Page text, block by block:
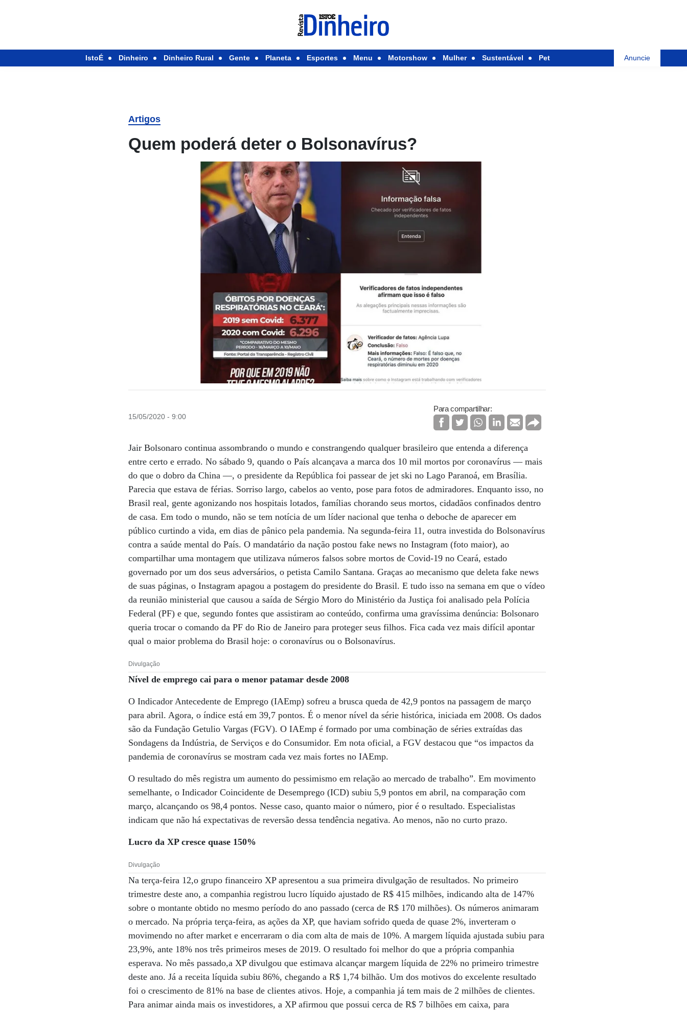
IstoÉ Dinheiro Dinheiro Rural Gente Planeta Esportes Menu Motorshow Mulher Sustentável Pet Anuncie
Artigos
Quem poderá deter o Bolsonavírus?
15/05/2020 - 9:00
Para compartilhar:
Jair Bolsonaro continua assombrando o mundo e constrangendo qualquer brasileiro que entenda a diferença
entre certo e errado. No sábado 9, quando o País alcançava a marca dos 10 mil mortos por coronavírus — mais
do que o dobro da China —, o presidente da República foi passear de jet ski no Lago Paranoá, em Brasília.
Parecia que estava de férias. Sorriso largo, cabelos ao vento, pose para fotos de admiradores. Enquanto isso, no
Brasil real, gente agonizando nos hospitais lotados, famílias chorando seus mortos, cidadãos confinados dentro
de casa. Em todo o mundo, não se tem notícia de um líder nacional que tenha o deboche de aparecer em
público curtindo a vida, em dias de pânico pela pandemia. Na segunda-feira 11, outra investida do Bolsonavírus
contra a saúde mental do País. O mandatário da nação postou fake news no Instagram (foto maior), ao
compartilhar uma montagem que utilizava números falsos sobre mortos de Covid-19 no Ceará, estado
governado por um dos seus adversários, o petista Camilo Santana. Graças ao mecanismo que deleta fake news
de suas páginas, o Instagram apagou a postagem do presidente do Brasil. E tudo isso na semana em que o vídeo
da reunião ministerial que causou a saída de Sérgio Moro do Ministério da Justiça foi analisado pela Polícia
Federal (PF) e que, segundo fontes que assistiram ao conteúdo, confirma uma gravíssima denúncia: Bolsonaro
queria trocar o comando da PF do Rio de Janeiro para proteger seus filhos. Fica cada vez mais difícil apontar
qual o maior problema do Brasil hoje: o coronavírus ou o Bolsonavírus.
Divulgação
Nível de emprego cai para o menor patamar desde 2008
O Indicador Antecedente de Emprego (IAEmp) sofreu a brusca queda de 42,9 pontos na passagem de março
para abril. Agora, o índice está em 39,7 pontos. É o menor nível da série histórica, iniciada em 2008. Os dados
são da Fundação Getulio Vargas (FGV). O IAEmp é formado por uma combinação de séries extraídas das
Sondagens da Indústria, de Serviços e do Consumidor. Em nota oficial, a FGV destacou que “os impactos da
pandemia de coronavírus se mostram cada vez mais fortes no IAEmp.
O resultado do mês registra um aumento do pessimismo em relação ao mercado de trabalho”. Em movimento
semelhante, o Indicador Coincidente de Desemprego (ICD) subiu 5,9 pontos em abril, na comparação com
março, alcançando os 98,4 pontos. Nesse caso, quanto maior o número, pior é o resultado. Especialistas
indicam que não há expectativas de reversão dessa tendência negativa. Ao menos, não no curto prazo.
Lucro da XP cresce quase 150%
Divulgação
Na terça-feira 12,o grupo financeiro XP apresentou a sua primeira divulgação de resultados. No primeiro
trimestre deste ano, a companhia registrou lucro líquido ajustado de R$ 415 milhões, indicando alta de 147%
sobre o montante obtido no mesmo período do ano passado (cerca de R$ 170 milhões). Os números animaram
o mercado. Na própria terça-feira, as ações da XP, que haviam sofrido queda de quase 2%, inverteram o
movimendo no after market e encerraram o dia com alta de mais de 10%. A margem líquida ajustada subiu para
23,9%, ante 18% nos três primeiros meses de 2019. O resultado foi melhor do que a própria companhia
esperava. No mês passado,a XP divulgou que estimava alcançar margem líquida de 22% no primeiro trimestre
deste ano. Já a receita líquida subiu 86%, chegando a R$ 1,74 bilhão. Um dos motivos do excelente resultado
foi o crescimento de 81% na base de clientes ativos. Hoje, a companhia já tem mais de 2 milhões de clientes.
Para animar ainda mais os investidores, a XP afirmou que possui cerca de R$ 7 bilhões em caixa, para